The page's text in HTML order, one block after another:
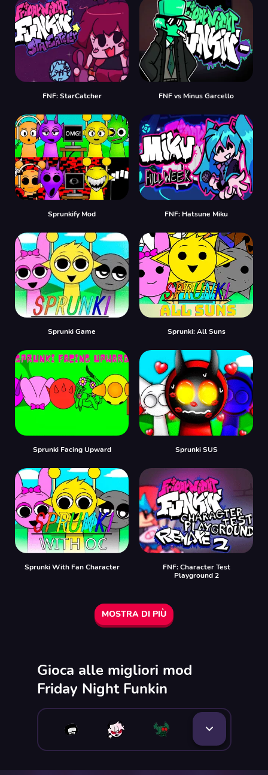
FNF: StarCatcher FNF vs Minus Garcello
Sprunkify Mod FNF: Hatsune Miku
Sprunki Game Sprunki: All Suns
Sprunki Facing Upward Sprunki SUS
Sprunki With Fan Character
FNF: Character Test
Playground 2
MOSTRA DI PIÙ
Gioca alle migliori mod
Friday Night Funkin